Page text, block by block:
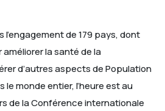
de 179 pays, dont
la santé de la
d’autres aspects de Population
monde entier, l’heure est au
de la Conférence internationale